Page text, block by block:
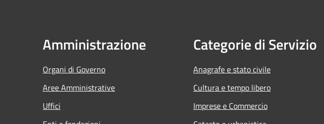
Amministrazione
Organi di Governo
Aree Amministrative
Uffici
Categorie di Servizio
Anagrafe e stato civile
Cultura e tempo libero
Imprese e Commercio